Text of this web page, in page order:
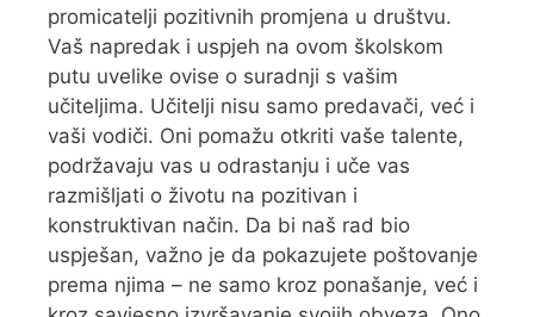
promicatelji pozitivnih promjena u društvu.
Vaš napredak i uspjeh na ovom školskom
putu uvelike ovise o suradnji s vašim
učiteljima. Učitelji nisu samo predavači, već i
vaši vodiči. Oni pomažu otkriti vaše talente,
podržavaju vas u odrastanju i uče vas
razmišljati o životu na pozitivan i
konstruktivan način. Da bi naš rad bio
uspješan, važno je da pokazujete poštovanje
prema njima – ne samo kroz ponašanje, već i